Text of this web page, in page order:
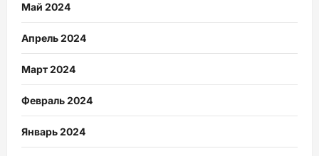
Май 2024
Апрель 2024
Март 2024
Февраль 2024
Январь 2024